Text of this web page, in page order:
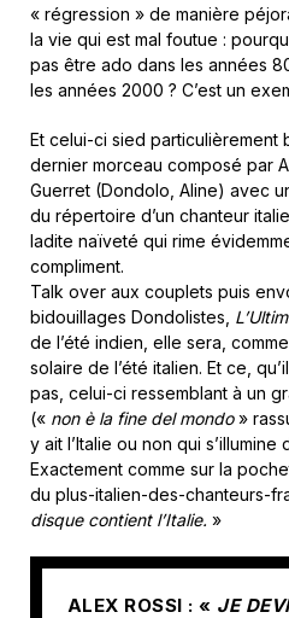
« régression » de manière
la vie qui est mal foutue :
pas être ado dans les années
les années 2000 ? C’est un
Et celui-ci sied particulièrement
dernier morceau composé par
Guerret (Dondolo, Aline) avec
du répertoire d’un chanteur
ladite naïveté qui rime
compliment.
Talk over aux couplets puis
bidouillages Dondolistes,
de l’été indien, elle sera,
solaire de l’été italien. Et ce,
pas, celui-ci ressemblant à un
(« non è la fine del mondo»
y ait l’Italie ou non qui
Exactement comme sur la
du plus-italien-des-chanteurs-
disque contient l’Italie. »
ALEX ROSSI : « JE